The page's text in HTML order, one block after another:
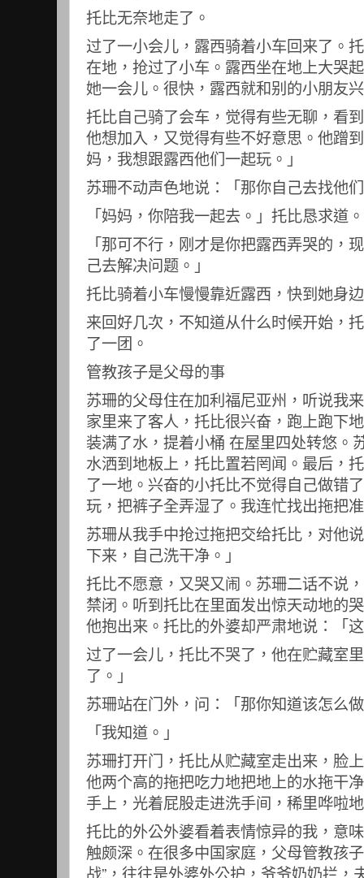
托比无奈地走了。
过了一小会儿，露西骑着小车回来了。
在地，抢过了小车。露西坐在地上大哭
她一会儿。很快，露西就和别的小朋友
托比自己骑了会车，觉得有些无聊，看
他想加入，又觉得有些不好意思。他蹭
妈，我想跟露西他们一起玩。」
苏珊不动声色地说：「那你自己去找他
「妈妈，你陪我一起去。」托比恳求道。
「那可不行，刚才是你把露西弄哭的，
己去解决问题。」
托比骑着小车慢慢靠近露西，快到她身
来回好几次，不知道从什么时候开始，
了一团。
管教孩子是父母的事
苏珊的父母住在加利福尼亚州，听说我
家里来了客人，托比很兴奋，跑上跑下
装满了水，提着小桶 在屋里四处转悠。
水洒到地板上，托比置若罔闻。最后，
了一地。兴奋的小托比不觉得自己做错
玩，把裤子全弄湿了。我连忙找出拖把
苏珊从我手中抢过拖把交给托比，对他
下来，自己洗干净。」
托比不愿意，又哭又闹。苏珊二话不说
禁闭。听到托比在里面发出惊天动地的
他抱出来。托比的外婆却严肃地说：「
过了一会儿，托比不哭了，他在贮藏室
了。」
苏珊站在门外，问：「那你知道该怎么
「我知道。」
苏珊打开门，托比从贮藏室走出来，脸
他两个高的拖把吃力地把地上的水拖干
手上，光着屁股走进洗手间，稀里哗啦
托比的外公外婆看着表情惊异的我，意
触颇深。在很多中国家庭，父母管教孩
战”，往往是外婆外公护，爷爷奶奶拦，